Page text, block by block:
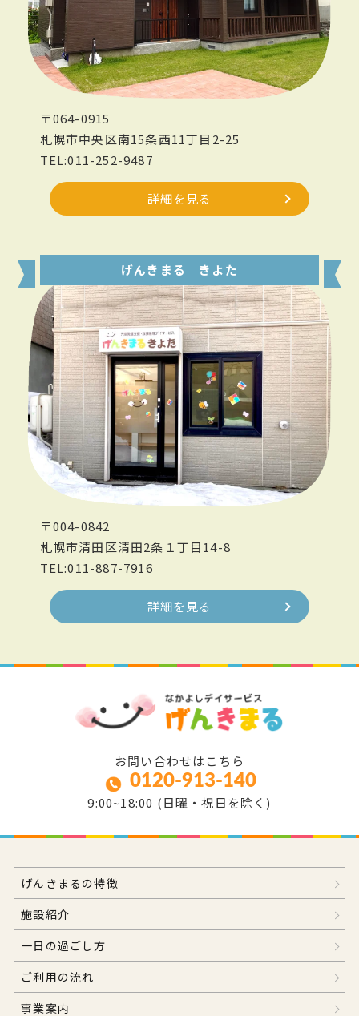
〒064-0915
札幌市中央区南15条西11丁目2-25
TEL:011-252-9487
詳細を見る
げんきまる きよた
〒004-0842
札幌市清田区清田2条１丁目14-8
TEL:011-887-7916
詳細を見る
お問い合わせはこちら
0120-913-140
9:00~18:00 (日曜・祝日を除く)
げんきまるの特徴
施設紹介
一日の過ごし方
ご利用の流れ
事業案内